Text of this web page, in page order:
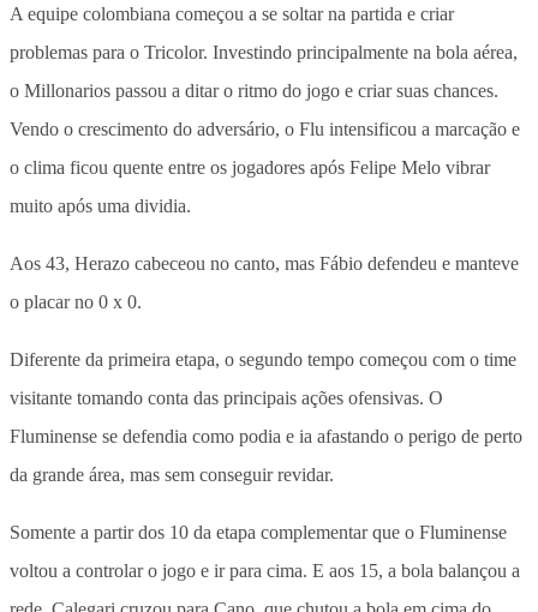
A equipe colombiana começou a se soltar na partida e criar
problemas para o Tricolor. Investindo principalmente na bola aérea,
o Millonarios passou a ditar o ritmo do jogo e criar suas chances.
Vendo o crescimento do adversário, o Flu intensificou a marcação e
o clima ficou quente entre os jogadores após Felipe Melo vibrar
muito após uma dividia.
Aos 43, Herazo cabeceou no canto, mas Fábio defendeu e manteve
o placar no 0 x 0.
Diferente da primeira etapa, o segundo tempo começou com o time
visitante tomando conta das principais ações ofensivas. O
Fluminense se defendia como podia e ia afastando o perigo de perto
da grande área, mas sem conseguir revidar.
Somente a partir dos 10 da etapa complementar que o Fluminense
voltou a controlar o jogo e ir para cima. E aos 15, a bola balançou a